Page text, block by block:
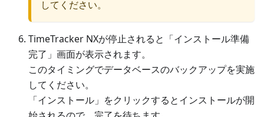
してください。
TimeTracker NXが停止されると「インストール準備
完了」画面が表示されます。
このタイミングでデータベースのバックアップを実施
してください。
「インストール」をクリックするとインストールが開